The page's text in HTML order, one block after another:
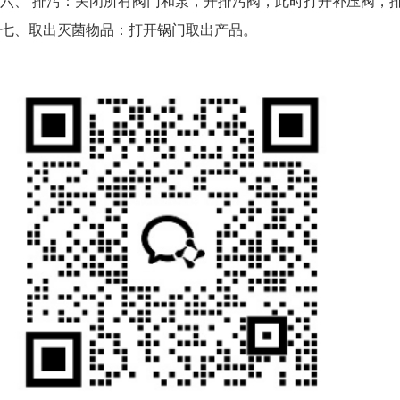
七、取出灭菌物品：打开锅门取出产品。